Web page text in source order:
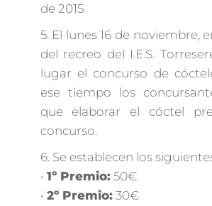
de 2015
5. El lunes 16 de noviembre,
del recreo del I.E.S.
lugar el concurso de
ese tiempo los
que elaborar el cóctel
concurso.
6. Se establecen los
• 1º Premio:50€
• 2º Premio:30€